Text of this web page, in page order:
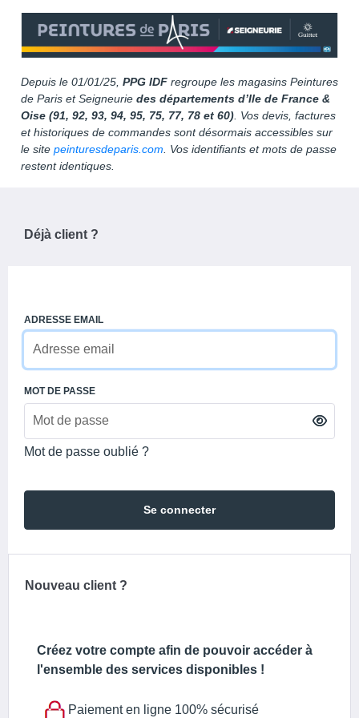
Depuis le 01/01/25, PPG IDF regroupe les magasins Peintures
de Paris et Seigneurie des départements d’Ile de France &
Oise (91, 92, 93, 94, 95, 75, 77, 78 et 60) . Vos devis, factures
et historiques de commandes sont désormais accessibles sur
le site peinturesdeparis.com . Vos identifiants et mots de passe
restent identiques.
Déjà client ?
ADRESSE EMAIL
MOT DE PASSE
Mot de passe oublié ?
Se connecter
Nouveau client ?
Créez votre compte afin de pouvoir accéder à
l'ensemble des services disponibles !
Paiement en ligne 100% sécurisé